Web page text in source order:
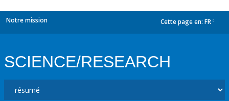
Notre mission Cette page en: FR
SCIENCE/RESEARCH